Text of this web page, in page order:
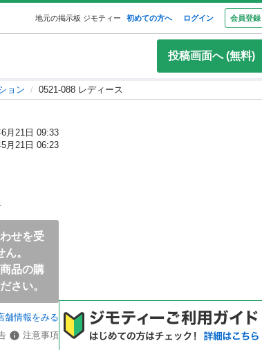
地元の掲示板 ジモティー 初めての方へ ログイン 会員登録
投稿画面へ (無料)
ョン 0521-088 レディース
月21日 09:33
月21日 06:23
せを受
。
品の購
さい。
舗情報をみる
注意事項